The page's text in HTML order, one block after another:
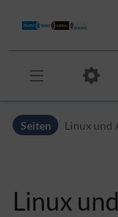
Zur Hauptnavigation
Seiten Linux und
Linux